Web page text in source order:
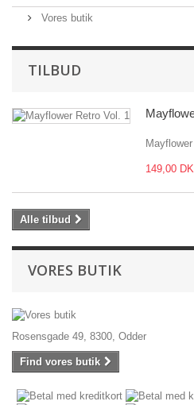
Vores butik
TILBUD
149,00
Alle tilbud
VORES BUTIK
Rosensgade 49, 8300, Odder
Find vores butik